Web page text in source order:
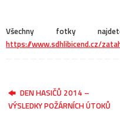
Všechny fotky
https://www.sdhlibicend.cz/
DEN HASIČŮ 2014 –
VÝSLEDKY POŽÁRNÍCH ÚTOKŮ